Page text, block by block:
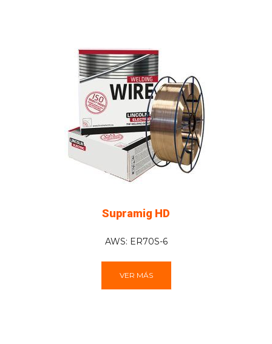
Supramig HD
AWS: ER70S-6
VER MÁS